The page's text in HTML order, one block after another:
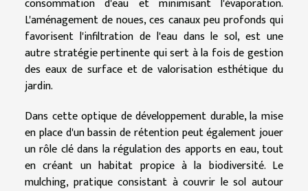
L'aménagement de noues, ces canaux peu profonds qui
favorisent l'infiltration de l'eau dans le sol, est une
autre stratégie pertinente qui sert à la fois de gestion
des eaux de surface et de valorisation esthétique du
jardin.
Dans cette optique de développement durable, la mise
en place d'un bassin de rétention peut également jouer
un rôle clé dans la régulation des apports en eau, tout
en créant un habitat propice à la biodiversité. Le
mulching, pratique consistant à couvrir le sol autour